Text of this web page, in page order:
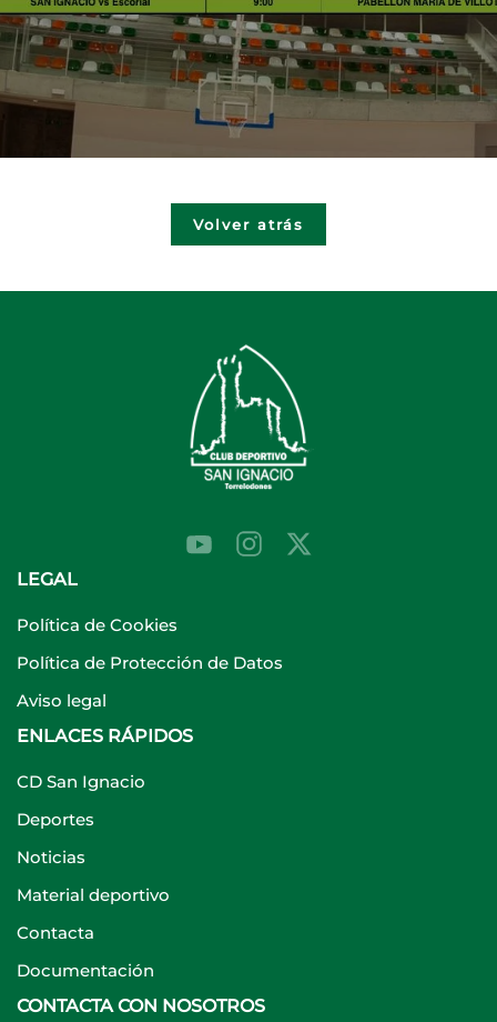
Volver atrás
LEGAL
Política de Cookies
Política de Protección de Datos
Aviso legal
ENLACES RÁPIDOS
CD San Ignacio
Deportes
Noticias
Material deportivo
Contacta
Documentación
CONTACTA CON NOSOTROS